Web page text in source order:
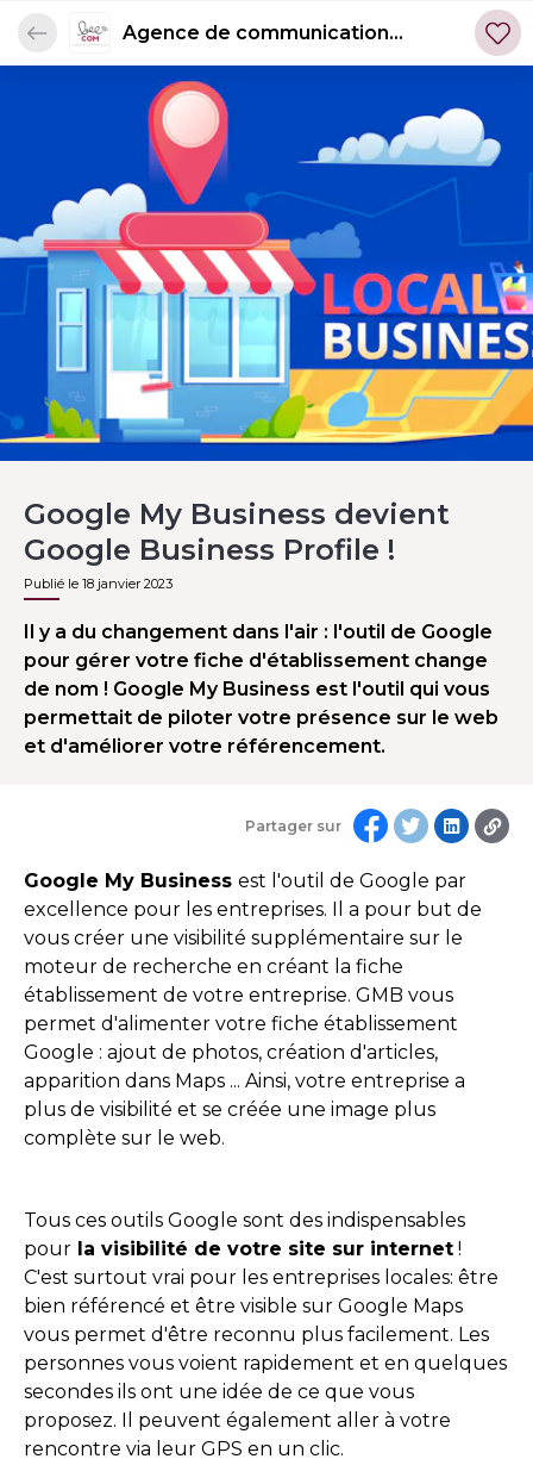
Agence de communication
BEECOM'
Google My Business devient
Google Business Profile !
Publié le 18 janvier 2023
Partager sur
Il y a du changement dans l'air : l'outil de Google
pour gérer votre fiche d'établissement change
de nom ! Google My Business est l'outil qui vous
permettait de piloter votre présence sur le web
et d'améliorer votre référencement.
Google My Business est l'outil de Google par
excellence pour les entreprises. Il a pour but de
vous créer une visibilité supplémentaire sur le
moteur de recherche en créant la fiche
établissement de votre entreprise. GMB vous
permet d'alimenter votre fiche établissement
Google : ajout de photos, création d'articles,
apparition dans Maps ... Ainsi, votre entreprise a
plus de visibilité et se créée une image plus
complète sur le web.
Tous ces outils Google sont des indispensables
pour la visibilité de votre site sur internet !
C'est surtout vrai pour les entreprises locales: être
bien référencé et être visible sur Google Maps
vous permet d'être reconnu plus facilement. Les
personnes vous voient rapidement et en quelques
secondes ils ont une idée de ce que vous
proposez. Il peuvent également aller à votre
rencontre via leur GPS en un clic.